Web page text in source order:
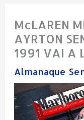
McLAREN
AYRTON
1991 VAI A
Almanaque